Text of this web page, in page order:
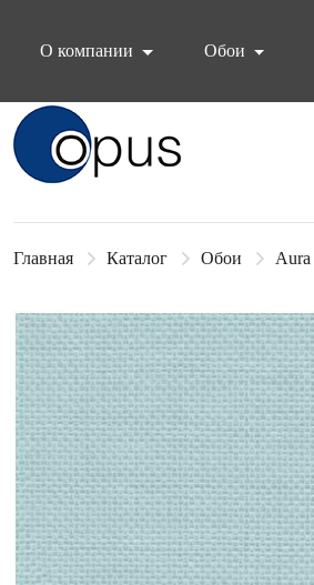
О компании
Обои
Блок поиска
Главная Каталог Обои Aura